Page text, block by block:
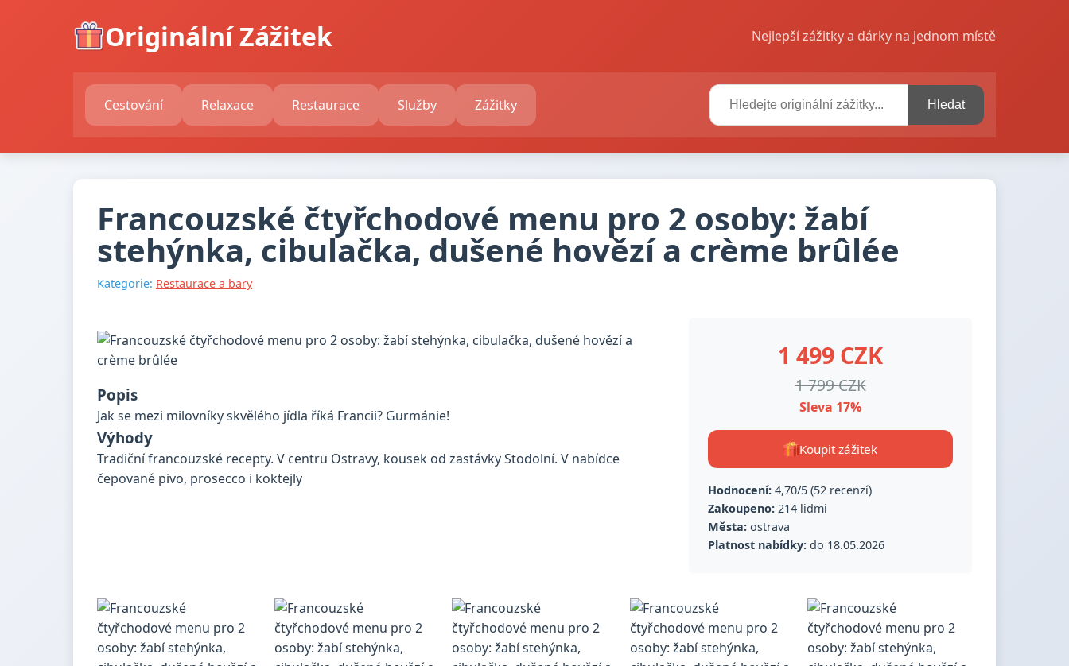
Originální Zážitek Nejlepší zážitky a dárky na jednom místě
Cestování Relaxace Restaurace Služby Zážitky Hledat
Francouzské čtyřchodové menu pro 2 osoby: žabí
stehýnka, cibulačka, dušené hovězí a crème brûlée
Kategorie: Restaurace a bary
Popis
Jak se mezi milovníky skvělého jídla říká Francii? Gurmánie!
Výhody
Tradiční francouzské recepty. V centru Ostravy, kousek od zastávky Stodolní. V nabídce
čepované pivo, prosecco i koktejly
1 499 CZK
1 799 CZK
Sleva 17%
Koupit zážitek
Hodnocení: 4,70/5 (52 recenzí)
Zakoupeno: 214 lidmi
Města: ostrava
Platnost nabídky: do 18.05.2026